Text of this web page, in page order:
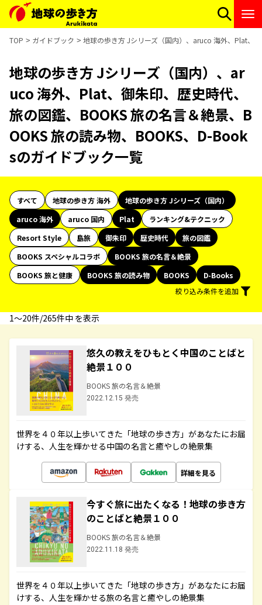
TOP ガイドブック 地球の歩き方 Jシリーズ（国内）、aruco 海外、Plat、
地球の歩き方 Jシリーズ（国内）、ar
uco 海外、Plat、御朱印、歴史時代、
旅の図鑑、BOOKS 旅の名言＆絶景、B
OOKS 旅の読み物、BOOKS、D-Book
sのガイドブック一覧
すべて 地球の歩き方 海外
地球の歩き方 Jシリーズ（国内）
aruco 海外
aruco 国内 Plat
ランキング&テクニック
Resort Style
島旅 御朱印 歴史時代
旅の図鑑
BOOKS スペシャルコラボ
BOOKS 旅の名言＆絶景
BOOKS 旅と健康
BOOKS 旅の読み物 BOOKS
D-Books
絞り込み条件を追加
1〜20件/265件中 を表示
悠久の教えをひもとく中国のことばと
絶景１００
BOOKS 旅の名言＆絶景
2022.12.15 発売
世界を４０年以上歩いてきた「地球の歩き方」があなたにお届
けする、人生を輝かせる中国の名言と癒やしの絶景集
詳細を見る
今すぐ旅に出たくなる！地球の歩き方
のことばと絶景１００
BOOKS 旅の名言＆絶景
2022.11.18 発売
世界を４０年以上歩いてきた「地球の歩き方」があなたにお届
けする、人生を輝かせる旅の名言と癒やしの絶景集